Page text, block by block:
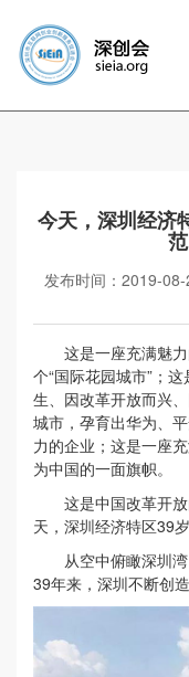
今天，深圳经济
发布时间：2019-
这是一座充满魅
个“国际花园城市”；
生、因改革开放而兴
城市，孕育出华为、
力的企业；这是一座
为中国的一面旗帜。
这是中国改革开
天，深圳经济特区39岁
从空中俯瞰深圳
39年来，深圳不断创